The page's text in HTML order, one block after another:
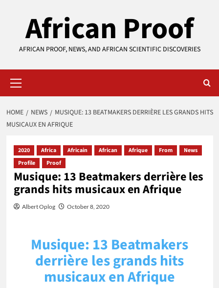
African Proof
AFRICAN PROOF, NEWS, AND AFRICAN SCIENTIFIC DISCOVERIES
Menu
HOME NEWS
MUSIQUE: 13 BEATMAKERS DERRIÈRE LES GRANDS HITS
MUSICAUX EN AFRIQUE
2020 Africa Africain African Afrique From
News
Profile
Proof
Musique: 13 Beatmakers derrière les
grands hits musicaux en Afrique
Albert Oplog October 8, 2020
Musique: 13 Beatmakers
derrière les grands hits
musicaux en Afrique